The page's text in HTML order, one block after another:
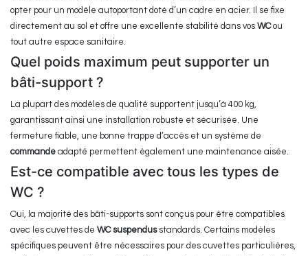
opter pour un modèle autoportant doté d’un cadre en acier. Il se fixe
directement au sol et offre une excellente stabilité dans vos WCou
tout autre espace sanitaire.
Quel poids maximum peut supporter un
bâti-support ?
La plupart des modèles de qualité supportent jusqu’à 400 kg,
garantissant ainsi une installation robuste et sécurisée. Une
fermeture fiable, une bonne trappe d’accès et un système de
commande adapté permettent également une maintenance aisée.
Est-ce compatible avec tous les types de
WC ?
Oui, la majorité des bâti-supports sont conçus pour être compatibles
avec les cuvettes de WC suspendusstandards. Certains modèles
spécifiques peuvent être nécessaires pour des cuvettes particulières,